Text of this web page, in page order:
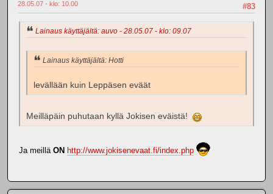
#83
28.05.07 - klo: 10.00
Lainaus käyttäjältä: auvo - 28.05.07 - klo: 09.07
Lainaus käyttäjältä: Hotti
levällään kuin Leppäsen eväät
Meilläpäin puhutaan kyllä Jokisen eväistä!
Ja meillä ON http://www.jokisenevaat.fi/index.php